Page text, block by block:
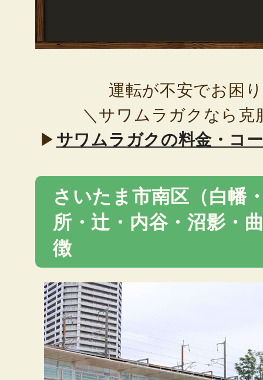
運転が不安でお困
＼サワムラガクなら克
▶ サワムラガクの料金・コ
さいたま市南区（白幡
所・辻・内谷・沼影・
徴